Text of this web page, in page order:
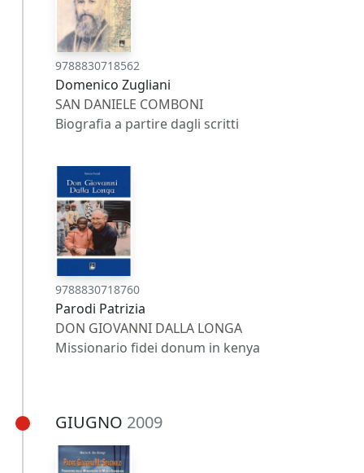
9788830718562
Domenico Zugliani
SAN DANIELE COMBONI
Biografia a partire dagli scritti
9788830718760
Parodi Patrizia
DON GIOVANNI DALLA LONGA
Missionario fidei donum in kenya
GIUGNO 2009